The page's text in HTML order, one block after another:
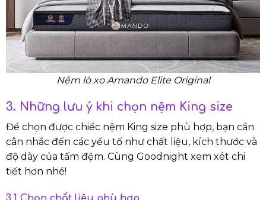
Nệm lò xo Amando Elite Original
3. Những lưu ý khi chọn nệm King size
Để chọn được chiếc nệm King size phù hợp, bạn cần
cân nhắc đến các yếu tố như chất liệu, kích thước và
độ dày của tấm đệm. Cùng Goodnight xem xét chi
tiết hơn nhé!